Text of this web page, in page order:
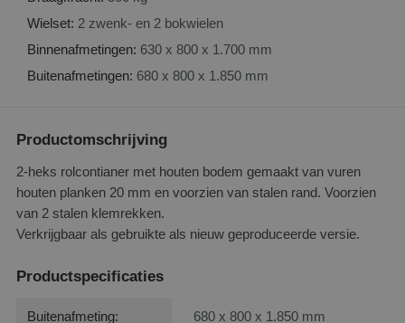
Wielset: 2 zwenk- en 2 bokwielen
Binnenafmetingen: 630 x 800 x 1.700 mm
Buitenafmetingen: 680 x 800 x 1.850 mm
Productomschrijving
2-heks rolcontianer met houten bodem gemaakt van vuren
houten planken 20 mm en voorzien van stalen rand. Voorzien
van 2 stalen klemrekken.
Verkrijgbaar als gebruikte als nieuw geproduceerde versie.
Productspecificaties
Buitenafmeting: 680 x 800 x 1.850 mm